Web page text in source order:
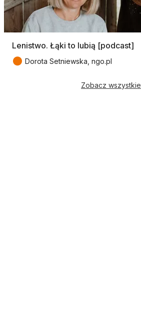
Lenistwo. Łąki to lubią [podcast]
● Dorota Setniewska, ngo.pl
Zobacz wszystkie